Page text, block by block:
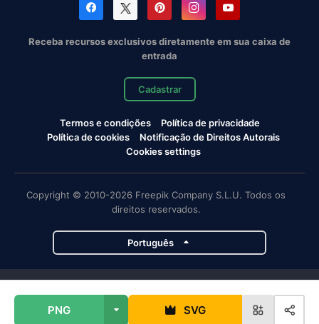
PNG SVG
Receba recursos exclusivos diretamente em sua caixa de
entrada
Cadastrar
Termos e condições
Política de privacidade
Política de cookies
Notificação de Direitos Autorais
Cookies settings
Copyright © 2010-2026 Freepik Company S.L.U. Todos os
direitos reservados.
Português